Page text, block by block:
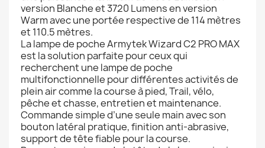
version Blanche et 3720 Lumens en version
Warm avec une portée respective de 114 mètres
et 110.5 mètres.
La lampe de poche Armytek Wizard C2 PRO MAX
est la solution parfaite pour ceux qui
recherchent une lampe de poche
multifonctionnelle pour différentes activités de
plein air comme la course à pied, Trail, vélo,
pêche et chasse, entretien et maintenance.
Commande simple d’une seule main avec son
bouton latéral pratique, finition anti-abrasive,
support de tête fiable pour la course.